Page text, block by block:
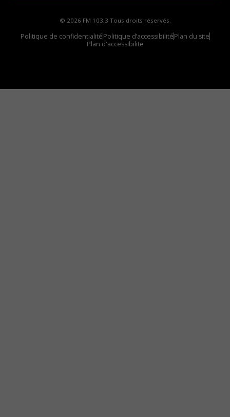
© 2026 FM 103,3 Tous droits réservés.
Politique de confidentialitéPolitique d’accessibilitéPlan du site
Plan d'accessibilite